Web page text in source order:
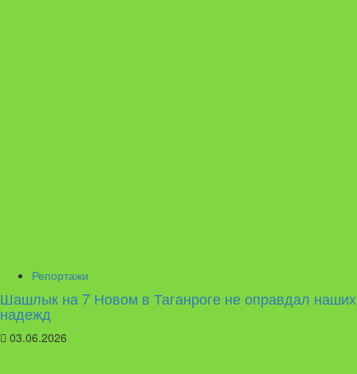
Репортажи
Шашлык на 7 Новом в Таганроге не оправдал наших
надежд
03.06.2026